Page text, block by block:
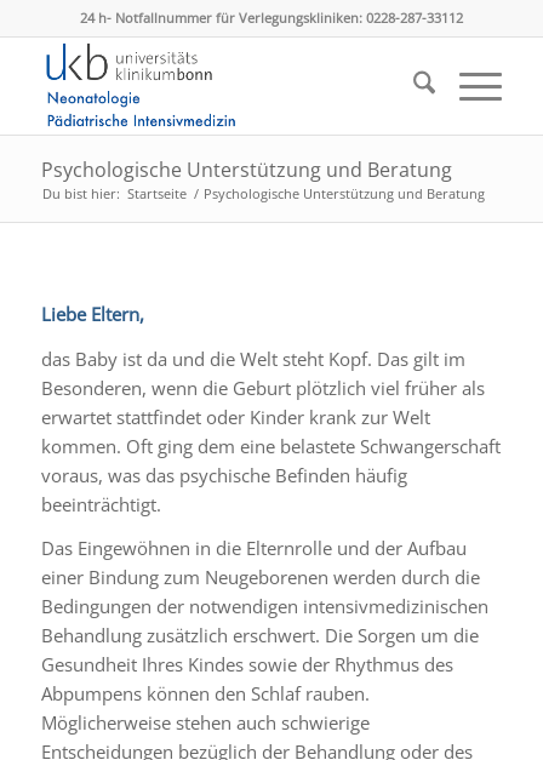
24 h- Notfallnummer für Verlegungskliniken: 0228-287-33112
Psychologische Unterstützung und Beratung
Du bist hier: Startseite / Psychologische Unterstützung und Beratung
Liebe Eltern,
das Baby ist da und die Welt steht Kopf. Das gilt im
Besonderen, wenn die Geburt plötzlich viel früher als
erwartet stattfindet oder Kinder krank zur Welt
kommen. Oft ging dem eine belastete Schwangerschaft
voraus, was das psychische Befinden häufig
beeinträchtigt.
Das Eingewöhnen in die Elternrolle und der Aufbau
einer Bindung zum Neugeborenen werden durch die
Bedingungen der notwendigen intensivmedizinischen
Behandlung zusätzlich erschwert. Die Sorgen um die
Gesundheit Ihres Kindes sowie der Rhythmus des
Abpumpens können den Schlaf rauben.
Möglicherweise stehen auch schwierige
Entscheidungen bezüglich der Behandlung oder des